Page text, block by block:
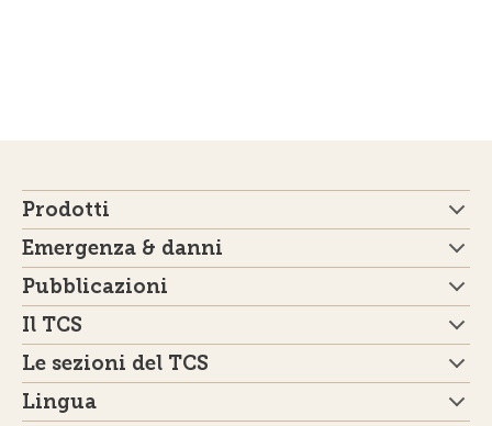
Prodotti
Emergenza & danni
Pubblicazioni
Il TCS
Le sezioni del TCS
Lingua